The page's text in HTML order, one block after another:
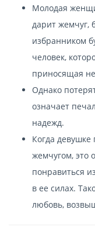
Молодая
дарит жемчуг,
избранником
человек,
приносящая
Однако
означает
надежд.
Когда девушке
жемчугом, это
понравиться
в ее силах.
любовь,